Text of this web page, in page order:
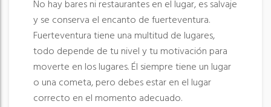
No hay bares ni restaurantes en el lugar, es salvaje
y se conserva el encanto de fuerteventura.
Fuerteventura tiene una multitud de lugares,
todo depende de tu nivel y tu motivación para
moverte en los lugares. Él siempre tiene un lugar
o una cometa, pero debes estar en el lugar
correcto en el momento adecuado.